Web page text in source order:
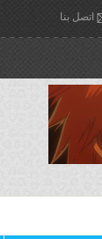
اتصل بنا